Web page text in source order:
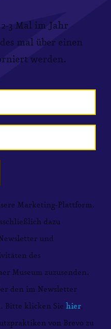
3 Mal im Jahr
mal über einen
werden.
Marketing-Plattform.
dazu
und
des
Museum zuzusenden.
den im Newsletter
Bitte klicken Sie hier,
von Brevo zu